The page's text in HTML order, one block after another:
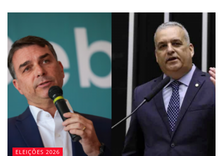
ELEIÇÕES 2026